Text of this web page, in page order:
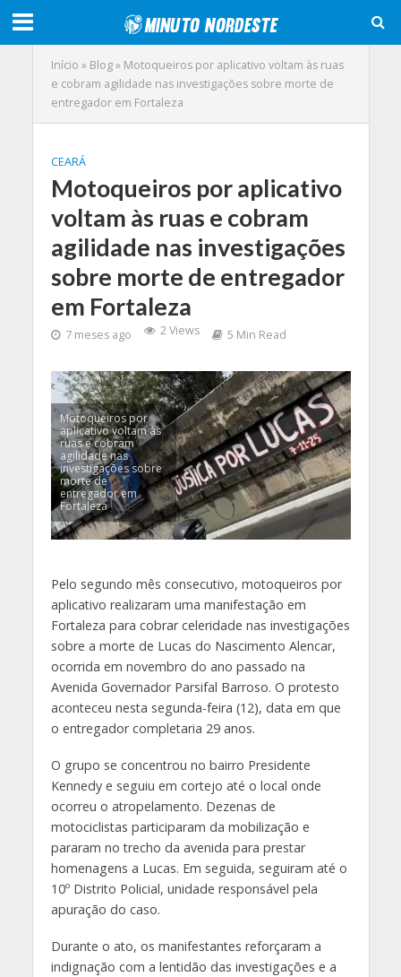
Início » Blog» Motoqueiros por aplicativo voltam às ruas
e cobram agilidade nas investigações sobre morte de
entregador em Fortaleza
CEARÁ
Motoqueiros por aplicativo
voltam às ruas e cobram
agilidade nas investigações
sobre morte de entregador
em Fortaleza
7 meses ago 2 Views 5 Min Read
Motoqueiros por
aplicativo voltam às
ruas e cobram
agilidade nas
investigações sobre
morte de
entregador em
Fortaleza
Pelo segundo mês consecutivo, motoqueiros por
aplicativo realizaram uma manifestação em
Fortaleza para cobrar celeridade nas investigações
sobre a morte de Lucas do Nascimento Alencar,
ocorrida em novembro do ano passado na
Avenida Governador Parsifal Barroso. O protesto
aconteceu nesta segunda-feira (12), data em que
o entregador completaria 29 anos.
O grupo se concentrou no bairro Presidente
Kennedy e seguiu em cortejo até o local onde
ocorreu o atropelamento. Dezenas de
motociclistas participaram da mobilização e
pararam no trecho da avenida para prestar
homenagens a Lucas. Em seguida, seguiram até o
10º Distrito Policial, unidade responsável pela
apuração do caso.
Durante o ato, os manifestantes reforçaram a
indignação com a lentidão das investigações e a